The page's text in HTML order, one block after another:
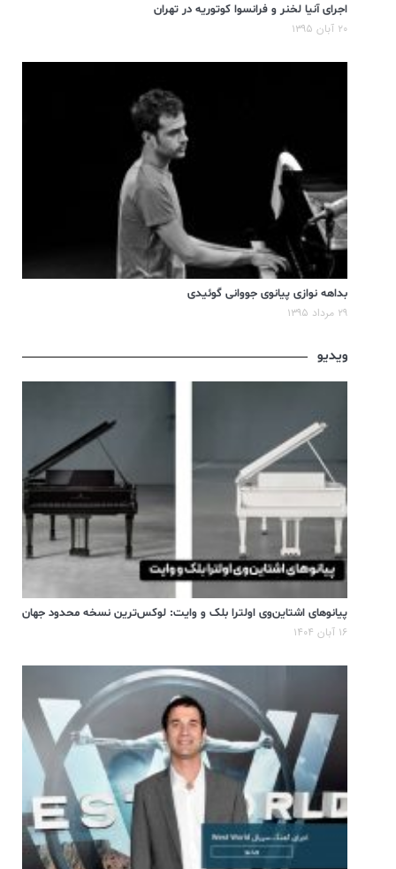
اجرای آنیا لخنر و فرانسوا کوتوریه در تهران
۲۰ آبان ۱۳۹۵
بداهه نوازی پیانوی جووانی گوئیدی
۲۹ مرداد ۱۳۹۵
ویدیو
پیانوهای اشتاین‌وی اولترا بلک و وایت: لوکس‌ترین نسخه محدود جهان
۱۶ آبان ۱۴۰۴